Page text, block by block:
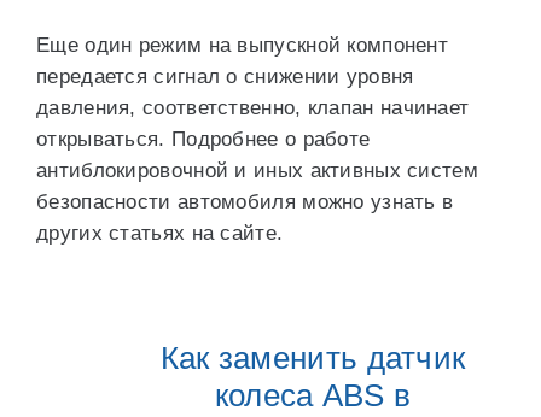
Еще один режим на выпускной компонент
передается сигнал о снижении уровня
давления, соответственно, клапан начинает
открываться. Подробнее о работе
антиблокировочной и иных активных систем
безопасности автомобиля можно узнать в
других статьях на сайте.
Как заменить датчик
колеса ABS в